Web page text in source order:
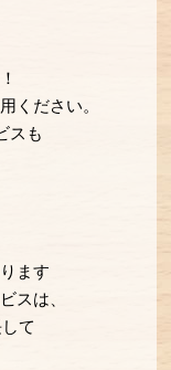
ください。
スも
ます
スは、
て